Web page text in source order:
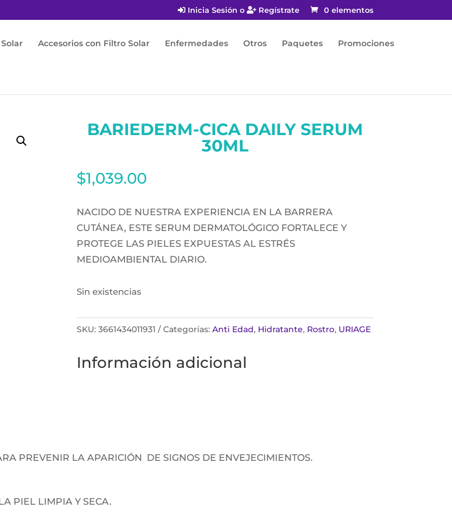
Inicia Sesión o Regístrate 0 elementos
Accesorios con Filtro Solar Enfermedades Otros Paquetes Promociones
BARIEDERM-CICA DAILY SERUM
30ML
$1,039.00
NACIDO DE NUESTRA EXPERIENCIA EN LA BARRERA
CUTÁNEA, ESTE SERUM DERMATOLÓGICO FORTALECE Y
PROTEGE LAS PIELES EXPUESTAS AL ESTRÉS
MEDIOAMBIENTAL DIARIO.
Sin existencias
SKU: 3661434011931 Categorías: Anti Edad, Hidratante, Rostro, URIAGE
Información adicional
PREVENIR LA APARICIÓN DE SIGNOS DE ENVEJECIMIENTOS.
PIEL LIMPIA Y SECA.